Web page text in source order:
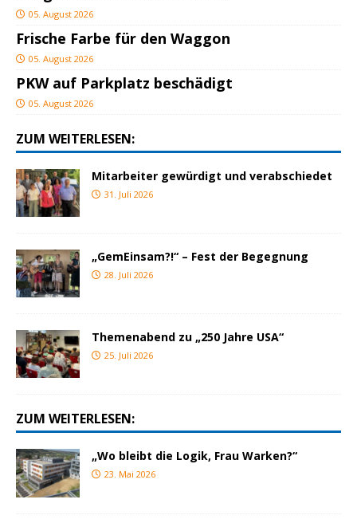
05. August 2026
Frische Farbe für den Waggon
05. August 2026
PKW auf Parkplatz beschädigt
05. August 2026
ZUM WEITERLESEN:
Mitarbeiter gewürdigt und verabschiedet
31. Juli 2026
„GemEinsam?!“ – Fest der Begegnung
28. Juli 2026
Themenabend zu „250 Jahre USA“
25. Juli 2026
ZUM WEITERLESEN:
„Wo bleibt die Logik, Frau Warken?“
23. Mai 2026